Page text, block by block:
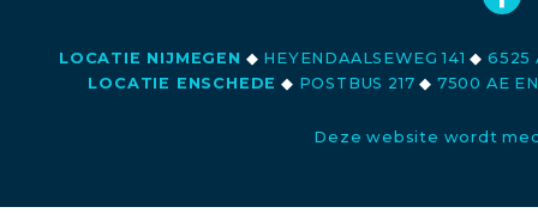
LOCATIE NIJMEGEN ◆ HEYENDAALSEWEG 141◆ 6525
LOCATIE ENSCHEDE ◆ POSTBUS 217◆ 7500 AE
Deze website wordt